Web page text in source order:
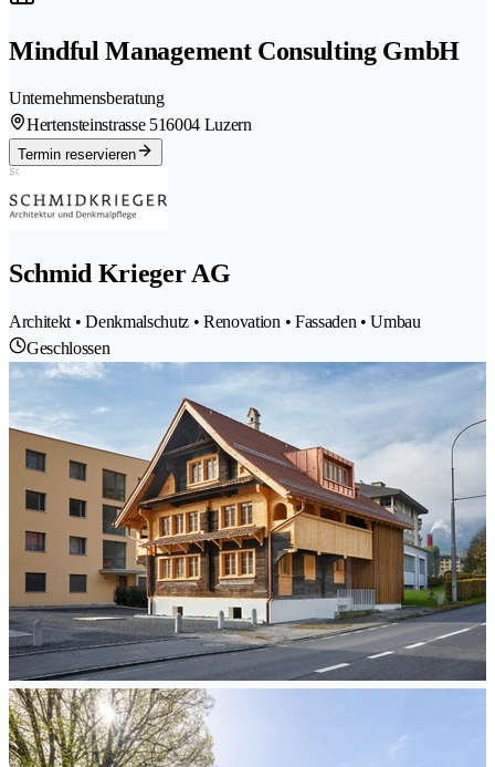
Mindful Management Consulting GmbH
Unternehmensberatung
Hertensteinstrasse 516004 Luzern
Termin reservieren
Schmid Krieger AG
Architekt • Denkmalschutz • Renovation • Fassaden • Umbau
Geschlossen